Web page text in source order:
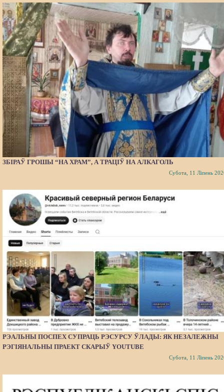
ЗБІРАЎ ГРОШЫ “НА ХРАМ”, А ТРАЦІЎ НА АЛКАГОЛЬ
Субота, 11 Ліпень
РЭАЛЬНЫ ПОСПЕХ СУПРАЦЬ РЭСУРСУ ЎЛАДЫ: ЯК НЕЗАЛЕЖНЫ
РЭГІЯНАЛЬНЫ ПРАЕКТ СКАРЫЎ YOUTUBE
Субота, 11 Ліпень